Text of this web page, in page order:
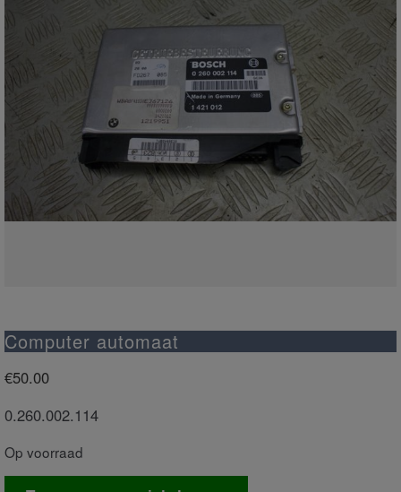
Computer automaat
€50.00
0.260.002.114
Op voorraad
Computer